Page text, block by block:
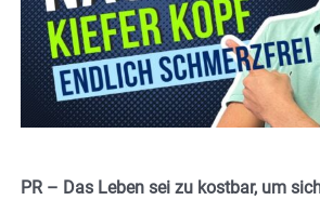
PR – Das Leben sei zu kostbar, um